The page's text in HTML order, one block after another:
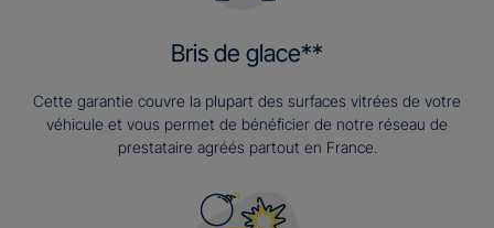
Bris de glace**
Cette garantie couvre la plupart des surfaces vitrées de votre
véhicule et vous permet de bénéficier de notre réseau de
prestataire agréés partout en France.